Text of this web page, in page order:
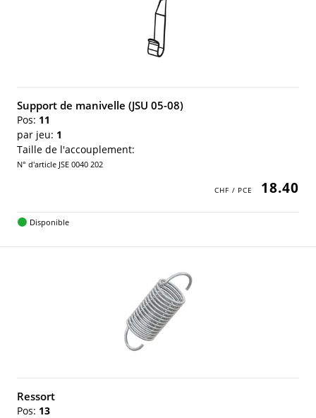
Support de manivelle (JSU 05-08)
Pos: 11
par jeu: 1
Taille de l'accouplement:
N° d'article JSE 0040 202
18.40
Disponible
Ressort
Pos: 13